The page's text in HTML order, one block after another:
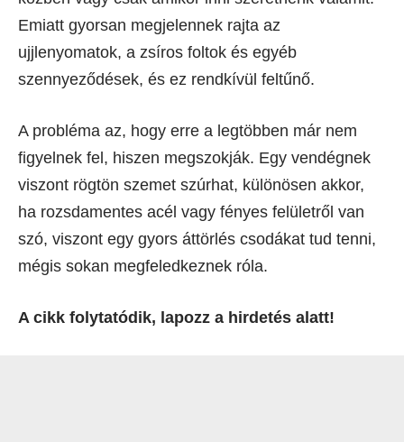
Emiatt gyorsan megjelennek rajta az
ujjlenyomatok, a zsíros foltok és egyéb
szennyeződések, és ez rendkívül feltűnő.
A probléma az, hogy erre a legtöbben már nem
figyelnek fel, hiszen megszokják. Egy vendégnek
viszont rögtön szemet szúrhat, különösen akkor,
ha rozsdamentes acél vagy fényes felületről van
szó, viszont egy gyors áttörlés csodákat tud tenni,
mégis sokan megfeledkeznek róla.
A cikk folytatódik, lapozz a hirdetés alatt!